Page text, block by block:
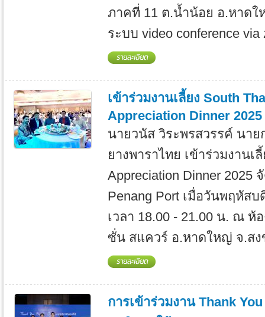
ภาคที่ 11 ต.น้ำน้อย อ.หาด
ระบบ video conference via
เข้าร่วมงานเลี้ยง South
Appreciation Dinner 2025
นายวนัส วิระพรสวรรค์ นา
ยางพาราไทย เข้าร่วมงานเ
Appreciation Dinner 2025
Penang Port เมื่อวันพฤหัส
เวลา 18.00 - 21.00 น. ณ ห้
ซั่น สแควร์ อ.หาดใหญ่ จ.สง
การเข้าร่วมงาน Thank